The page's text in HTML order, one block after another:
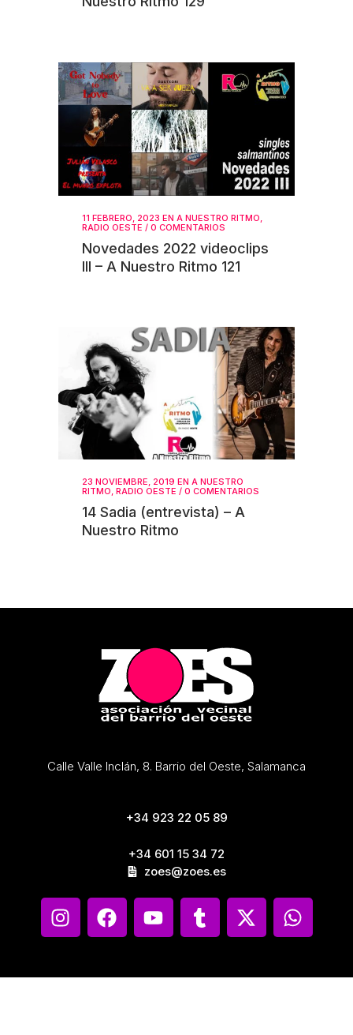
11 FEBRERO, 2023 EN A NUESTRO RITMO
RADIO OESTE / 0 COMENTARIOS
Novedades 2022 videoclips
III – A Nuestro Ritmo 121
23 NOVIEMBRE, 2019 EN A NUESTRO
RITMO, RADIO OESTE / 0 COMENTARIOS
14 Sadia (entrevista) – A
Nuestro Ritmo
Calle Valle Inclán, 8. Barrio del Oeste, Salamanca
+34 923 22 05 89
+34 601 15 34 72
zoes@zoes.es